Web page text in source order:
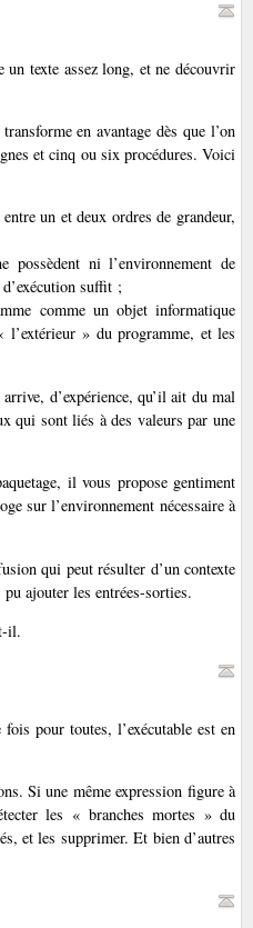
texte assez long, et ne découvrir
en avantage dès que l’on
et cinq ou six procédures. Voici
un et deux ordres de grandeur,
ni l’environnement de
suffit ;
comme un objet informatique
» du programme, et les
d’expérience, qu’il ait du mal
qui sont liés à des valeurs par une
il vous propose gentiment
sur l’environnement nécessaire à
qui peut résulter d’un contexte
ajouter les entrées-sorties.
il.
pour toutes, l’exécutable est en
Si une même expression figure à
les « branches mortes » du
et les supprimer. Et bien d’autres